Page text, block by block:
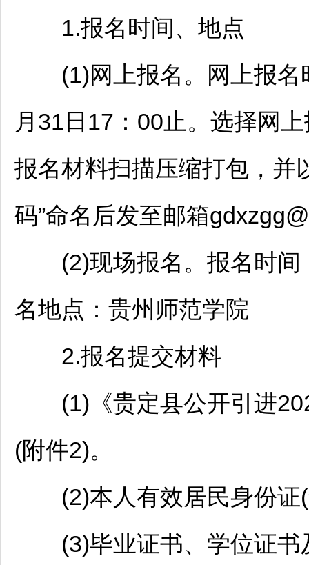
1.报名时间、地点
(1)网上报名。网上报名
月31日17：00止。选择网
报名材料扫描压缩打包，并
码”命名后发至邮箱
(2)现场报名。报名时间
名地点：贵州师范学院
2.报名提交材料
(1)《贵定县公开引进
(附件2)。
(2)本人有效居民身份证(
(3)毕业证书、学位证书